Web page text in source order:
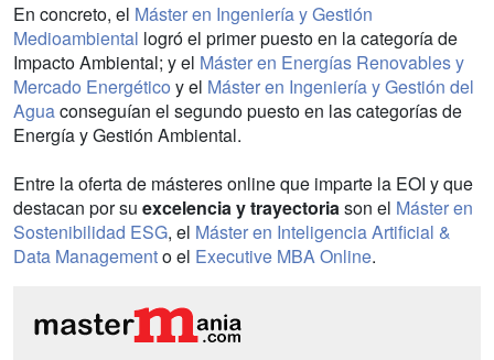
En concreto, el Máster en Ingeniería y Gestión
Medioambiental logró el primer puesto en la categoría de
Impacto Ambiental; y el Máster en Energías Renovables y
Mercado Energético y el Máster en Ingeniería y Gestión del
Aguaconseguían el segundo puesto en las categorías de
Energía y Gestión Ambiental.
Entre la oferta de másteres online que imparte la EOI y que
destacan por su excelencia y trayectoriason el Máster en
Sostenibilidad ESG, el Máster en Inteligencia Artificial &
Data Managemento el Executive MBA Online.